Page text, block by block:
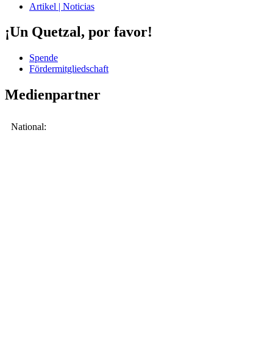
Artikel | Noticias
¡Un Quetzal, por favor!
Spende
Fördermitgliedschaft
Medienpartner
National: